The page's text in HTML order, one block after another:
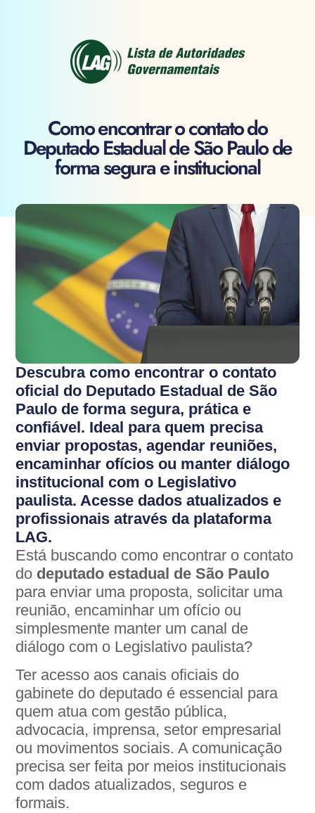
Como encontrar o contato do
Deputado Estadual de São Paulo de
forma segura e institucional
Descubra como encontrar o contato
oficial do Deputado Estadual de São
Paulo de forma segura, prática e
confiável. Ideal para quem precisa
enviar propostas, agendar reuniões,
encaminhar ofícios ou manter diálogo
institucional com o Legislativo
paulista. Acesse dados atualizados e
profissionais através da plataforma
LAG.
Está buscando como encontrar o contato
do deputado estadual de São Paulo
para enviar uma proposta, solicitar uma
reunião, encaminhar um ofício ou
simplesmente manter um canal de
diálogo com o Legislativo paulista?
Ter acesso aos canais oficiais do
gabinete do deputado é essencial para
quem atua com gestão pública,
advocacia, imprensa, setor empresarial
ou movimentos sociais. A comunicação
precisa ser feita por meios institucionais
com dados atualizados, seguros e
formais.